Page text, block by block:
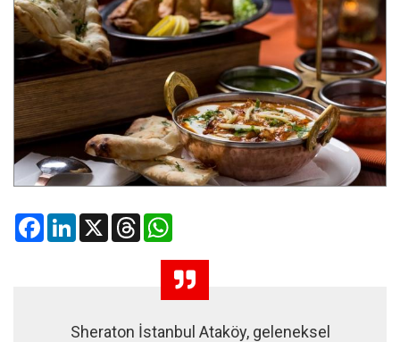
FacebookLinkedIn
X Threads
Sheraton İstanbul Ataköy, geleneksel